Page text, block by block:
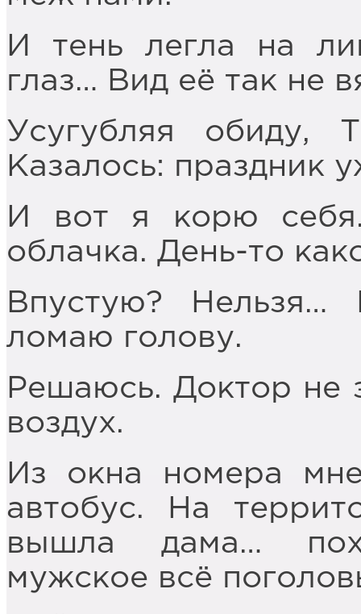
И тень легла на
глаз… Вид её так не
Усугубляя обиду,
Казалось: праздник
И вот я корю
облачка. День-то
Впустую?
ломаю голову.
Решаюсь. Доктор не
воздух.
Из окна номера
автобус. На
вышла дама…
мужское всё